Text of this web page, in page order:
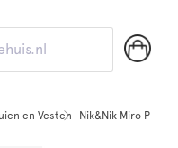
en Vesten Nik&Nik Miro